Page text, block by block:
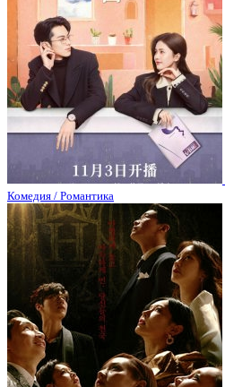
Комедия / Романтика